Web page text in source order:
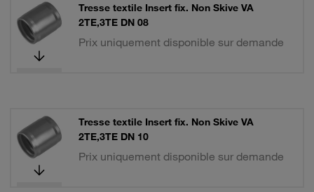
Tresse textile Insert fix. Non Skive VA
2TE,3TE DN 08
Prix uniquement disponible sur demande
Tresse textile Insert fix. Non Skive VA
2TE,3TE DN 10
Prix uniquement disponible sur demande